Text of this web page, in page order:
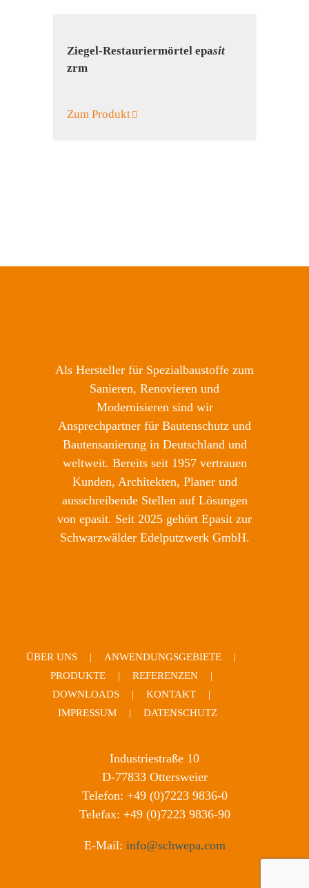
Ziegel-Restaurier­mörtel epasit
zrm
Zum Produkt
Als Hersteller für Spezialbaustoffe zum
Sanieren, Renovieren und
Modernisieren sind wir
Ansprechpartner für Bautenschutz und
Bautensanierung in Deutschland und
weltweit. Bereits seit 1957 vertrauen
Kunden, Architekten, Planer und
ausschreibende Stellen auf Lösungen
von epasit. Seit 2025 gehört Epasit zur
Schwarzwälder Edelputzwerk GmbH.
ÜBER UNS
ANWENDUNGSGEBIETE
PRODUKTE
REFERENZEN
DOWNLOADS
KONTAKT
IMPRESSUM
DATENSCHUTZ
Industriestraße 10
D-77833 Ottersweier
Telefon: +49 (0)7223 9836-0
Telefax: +49 (0)7223 9836-90
E-Mail: info@schwepa.com